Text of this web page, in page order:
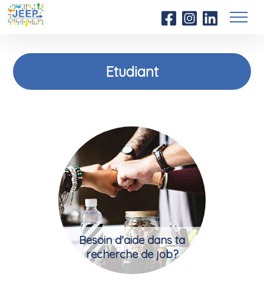
Etudiant
Besoin d’aide dans ta
recherche de job?